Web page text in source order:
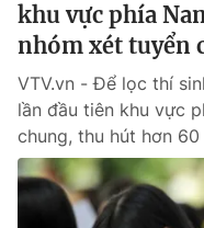
khu vực phía
nhóm xét tuyển
VTV.vn - Để lọc thí
lần đầu tiên khu vực
chung, thu hút hơn